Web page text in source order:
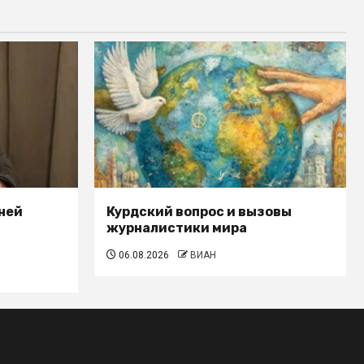
Курдский вопрос и вызовы
журналистики мира
06.08.2026 ВИАН